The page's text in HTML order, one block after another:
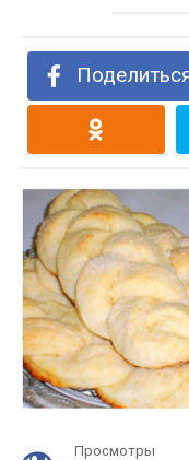
Просмотры